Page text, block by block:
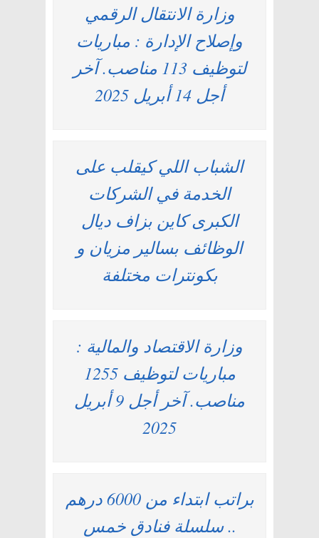
وزارة الانتقال الرقمي
وإصلاح الإدارة : مباريات
لتوظيف 113 مناصب. آخر
أجل 14 أبريل 2025
الشباب اللي كيقلب على
الخدمة في الشركات
الكبرى كاين بزاف ديال
الوظائف بسالير مزيان و
بكونترات مختلفة
وزارة الاقتصاد والمالية :
مباريات لتوظيف 1255
مناصب. آخر أجل 9 أبريل
2025
براتب ابتداء من 6000 درهم
.. سلسلة فنادق خمس